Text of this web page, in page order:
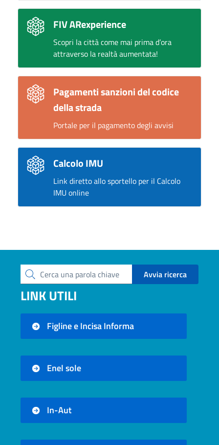
FIV ARexperience
Scopri la città come mai prima d’ora
attraverso la realtà aumentata!
Pagamenti sanzioni del codice
della strada
Portale per il pagamento degli avvisi
Calcolo IMU
Link diretto allo sportello per il Calcolo
IMU online
Cerca una parola chiave Avvia ricerca
LINK UTILI
Figline e Incisa Informa
Enel sole
In-Aut